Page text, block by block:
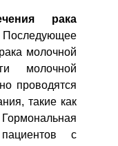
рака
молочной
молочной
проводятся
такие как
с